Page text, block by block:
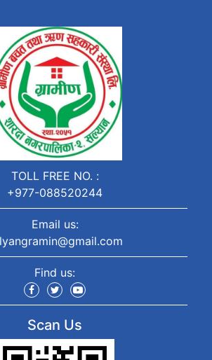
TOLL FREE NO. :
+977-088520244
Email us:
Find us:
Scan Us